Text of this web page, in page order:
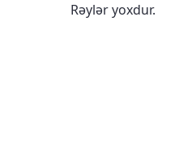
Rəylər yoxdur.